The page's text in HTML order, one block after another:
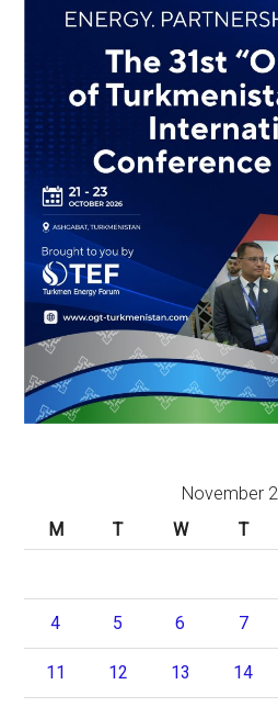
November
M
T W T
4 5 6 7
11 12 13 14